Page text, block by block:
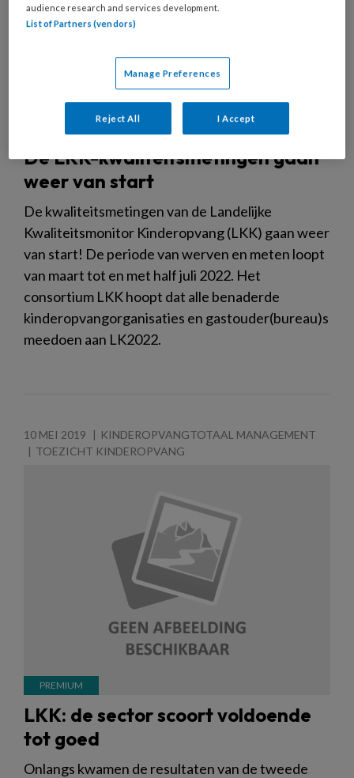
De LKK-kwaliteitsmetingen gaan
weer van start
De kwaliteitsmetingen van de Landelijke
Kwaliteitsmonitor Kinderopvang (LKK) gaan weer
van start! De periode van werven en meten loopt
van maart tot en met half juli 2022. Het
consortium LKK hoopt dat alle benaderde
kinderopvangorganisaties en gastouder(bureau)s
meedoen aan LK2022.
10 MEI 2019
KINDEROPVANGTOTAAL MANAGEMENT
TOEZICHT KINDEROPVANG
LKK: de sector scoort voldoende
tot goed
Onlangs kwamen de resultaten van de tweede
audience research and services development.
List of Partners (vendors)
Manage Preferences
Reject All I Accept